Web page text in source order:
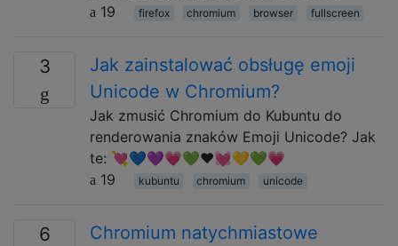
19
firefox chromium browser fullscreen
3
Jak zainstalować obsługę emoji
Unicode w Chromium?
Jak zmusić Chromium do Kubuntu do
renderowania znaków Emoji Unicode? Jak
te: 💘💙💜💗💚❤💓💛💚💗
19
kubuntu chromium unicode
6
Chromium natychmiastowe